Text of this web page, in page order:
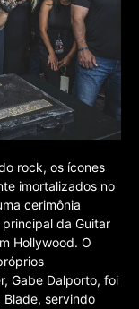
rock, os ícones
imortalizados no
cerimônia
da Guitar
Hollywood. O
Gabe Dalporto, foi
servindo